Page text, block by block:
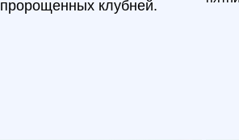
пророщенных клубней.